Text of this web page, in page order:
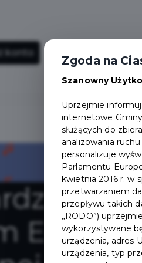
konto
Zgoda na
Szanowny
Uprzejmie
internetowe
służących do
analizowania
personalizuje
Parlamentu
kwietnia 2016 r. w
przetwarzaniem
przepływu takich
„RODO”)
wykorzystywane
urządzenia, adres
urządzenia, typ